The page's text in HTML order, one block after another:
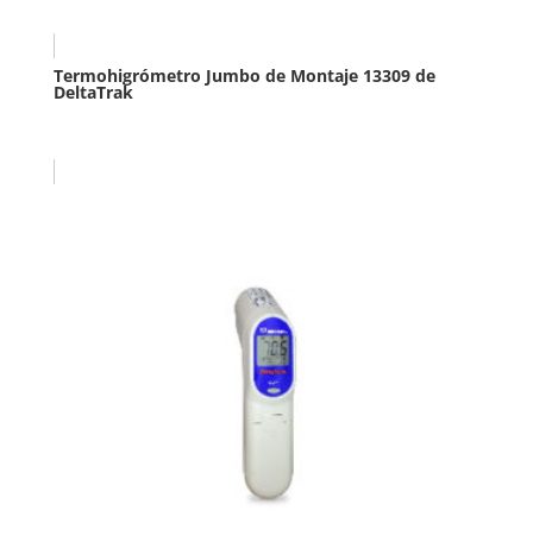
Termohigrómetro Jumbo de Montaje 13309 de
DeltaTrak